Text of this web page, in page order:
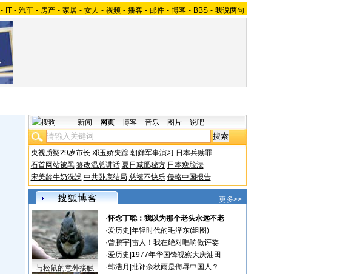
- IT - 汽车 - 房产 - 家居 - 女人 - 视频 - 播客 - 邮件 - 博客 - BBS - 我说两句
新闻 网页 博客 音乐 图片 说吧
央视质疑29岁市长 邓玉娇失踪 朝鲜军事演习 日本兵赎罪
石首网站被黑 篡改温总讲话 夏日减肥秘方 日本瘦脸法
宋美龄牛奶洗澡 中共卧底结局 慈禧不快乐 侵略中国报告
更多>>
与松鼠的意外接触
·怀念丁聪：我以为那个老头永远不老
·爱历史 年轻时代的毛泽东(组图)
·曾鹏宇| 雷人！我在绝对唱响做评委
·爱历史 1977年华国锋视察大庆油田
·韩浩月 批评余秋雨是侮辱中国人？